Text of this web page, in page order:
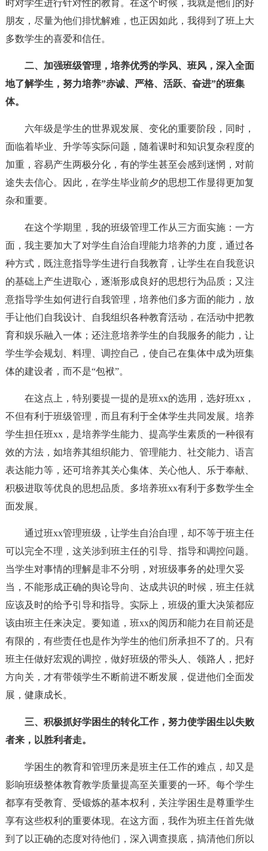
时对学生进行针对性的教育。在这个时候，我就是他们的好
朋友，尽量为他们排忧解难，也正因如此，我得到了班上大
多数学生的喜爱和信任。
二、加强班级管理，培养优秀的学风、班风，深入全面
地了解学生，努力培养”赤诚、严格、活跃、奋进”的班集
体。
六年级是学生的世界观发展、变化的重要阶段，同时，
面临着毕业、升学等实际问题，随着课时和知识复杂程度的
加重，容易产生两极分化，有的学生甚至会感到迷惘，对前
途失去信心。因此，在学生毕业前夕的思想工作显得更加复
杂和重要。
在这个学期里，我的班级管理工作从三方面实施：一方
面，我主要加大了对学生自治自理能力培养的力度，通过各
种方式，既注意指导学生进行自我教育，让学生在自我意识
的基础上产生进取心，逐渐形成良好的思想行为品质；又注
意指导学生如何进行自我管理，培养他们多方面的能力，放
手让他们自我设计、自我组织各种教育活动，在活动中把教
育和娱乐融入一体；还注意培养学生的自我服务的能力，让
学生学会规划、料理、调控自己，使自己在集体中成为班集
体的建设者，而不是“包袱”。
在这点上，特别要提一提的是班xx的选用，选好班xx，
不但有利于班级管理，而且有利于全体学生共同发展。培养
学生担任班xx，是培养学生能力、提高学生素质的一种很有
效的方法，如培养其组织能力、管理能力、社交能力、语言
表达能力等，还可培养其关心集体、关心他人、乐于奉献、
积极进取等优良的思想品质。多培养班xx有利于多数学生全
面发展。
通过班xx管理班级，让学生自治自理，却不等于班主任
可以完全不理，这关涉到班主任的引导、指导和调控问题。
当学生对事情的理解是非不分明，对班级事务的处理欠妥
当，不能形成正确的舆论导向、达成共识的时候，班主任就
应该及时的给予引导和指导。实际上，班级的重大决策都应
该由班主任来决定。要知道，班xx的阅历和能力在目前还是
有限的，有些责任也是作为学生的他们所承担不了的。只有
班主任做好宏观的调控，做好班级的带头人、领路人，把好
方向关，才有带领学生不断前进不断发展，促进他们全面发
展，健康成长。
三、积极抓好学困生的转化工作，努力使学困生以失败
者来，以胜利者走。
学困生的教育和管理历来是班主任工作的难点，却又是
影响班级整体教育教学质量提高至关重要的一环。每个学生
都享有受教育、受锻炼的基本权利，关注学困生是尊重学生
享有这些权利的重要体现。在这方面，我作为班主任首先做
到了以正确的态度对待他们，深入调查摸底，搞清他们所以